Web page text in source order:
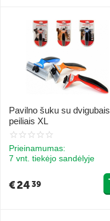
Pavilno šuku su dvigubais
peiliais XL
Prieinamumas:
7 vnt. tiekėjo sandėlyje
€2439